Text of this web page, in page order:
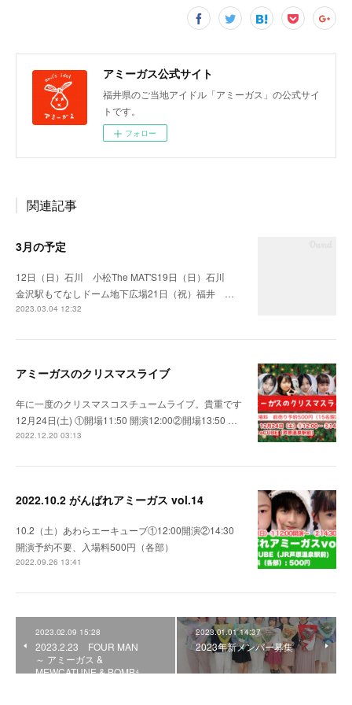
アミーガス公式サイト
福井県のご当地アイドル「アミーガス」の公式サイ
トです。
フォロー
関連記事
3月の予定
12日（日）石川 小松The MAT'S19日（日）石川
金沢駅もてなしドーム地下広場21日（祝）福井 …
2023.03.04 12:32
アミーガスのクリスマスライブ
年に一度のクリスマスコスチュームライブ。貴重です
12月24日(土) ①開場11:50 開演12:00②開場13:50 …
2022.12.20 03:13
2022.10.2 がんばれアミーガス vol.14
10.2（土）あわらエーキューブ①12:00開演②14:30
開演予約不要、入場料500円（各部）
2022.09.26 13:41
2023.02.09 15:28
2023.2.23 FOUR MAN
～ アミーガス &
MEWCATUNE & BOMB⁴ …
2023.01.01 14:37
2023年新メンバー募集